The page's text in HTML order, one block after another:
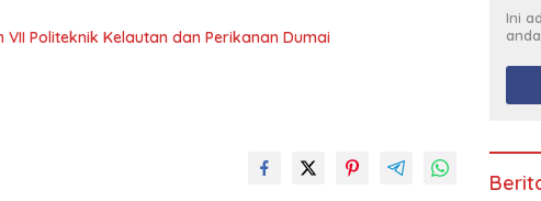
Politeknik Kelautan dan Perikanan Dumai
Ini